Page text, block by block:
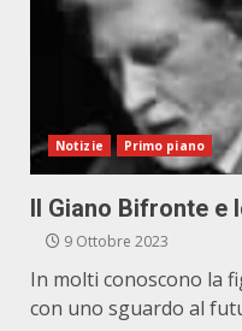
Notizie Primo piano
Il Giano Bifronte e
9 Ottobre 2023
In molti conoscono la
con uno sguardo al